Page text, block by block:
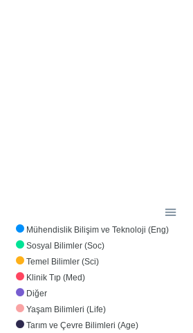
Mühendislik Bilişim ve Teknoloji (Eng)
Sosyal Bilimler (Soc)
Temel Bilimler (Sci)
Klinik Tıp (Med)
Diğer
Yaşam Bilimleri (Life)
Tarım ve Çevre Bilimleri (Age)